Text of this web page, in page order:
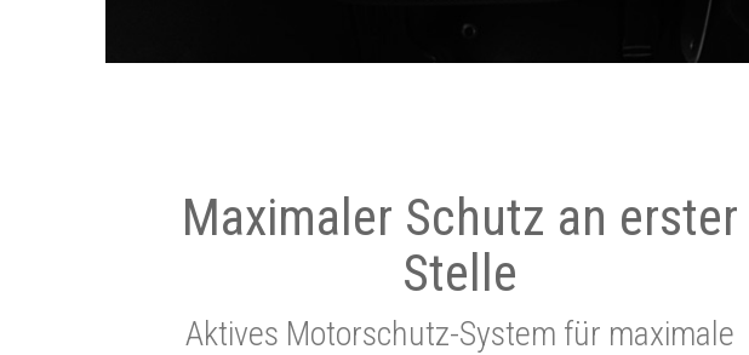
Maximaler Schutz an erster
Stelle
Aktives Motorschutz-System für maximale